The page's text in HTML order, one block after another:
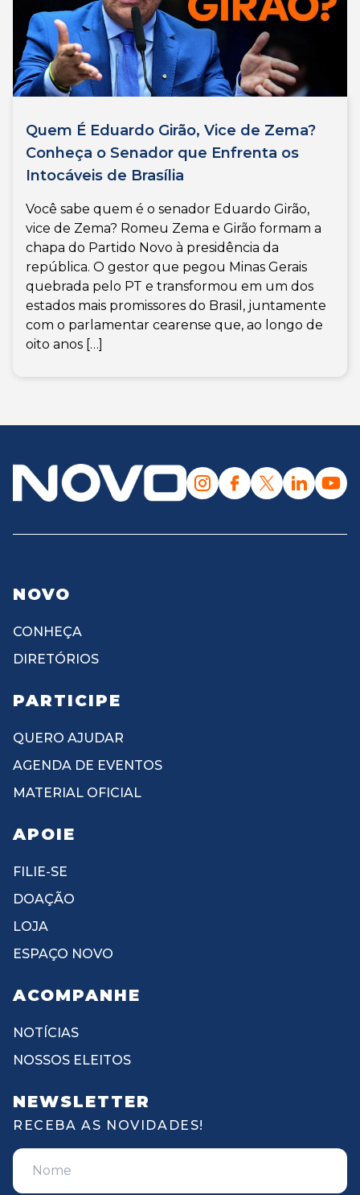
Quem É Eduardo Girão, Vice de Zema?
Conheça o Senador que Enfrenta os
Intocáveis de Brasília
Você sabe quem é o senador Eduardo Girão,
vice de Zema? Romeu Zema e Girão formam a
chapa do Partido Novo à presidência da
república. O gestor que pegou Minas Gerais
quebrada pelo PT e transformou em um dos
estados mais promissores do Brasil, juntamente
com o parlamentar cearense que, ao longo de
oito anos […]
NOVO
CONHEÇA
DIRETÓRIOS
PARTICIPE
QUERO AJUDAR
AGENDA DE EVENTOS
MATERIAL OFICIAL
APOIE
FILIE-SE
DOAÇÃO
LOJA
ESPAÇO NOVO
ACOMPANHE
NOTÍCIAS
NOSSOS ELEITOS
NEWSLETTER
RECEBA AS NOVIDADES!